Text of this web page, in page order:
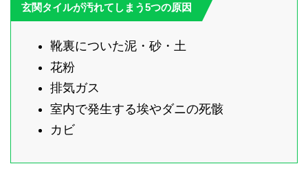
玄関タイルが汚れてしまう5つの原因
靴裏についた泥・砂・土
花粉
排気ガス
室内で発生する埃やダニの死骸
カビ